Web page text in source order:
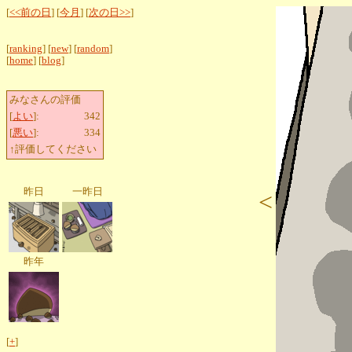
[<<前の日 ] [今月 ] [次の日>>]
[ranking] [new] [random]
[home] [blog]
みなさんの評価
[よい]:
342
[悪い]:
334
↑評価してください
昨日 一昨日
昨年
[+]
<